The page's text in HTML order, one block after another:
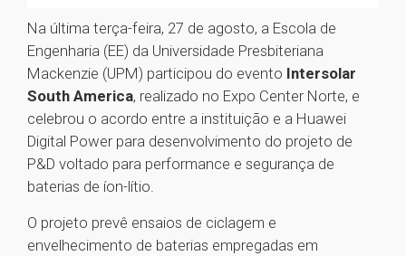
Na última terça-feira, 27 de agosto, a Escola de
Engenharia (EE) da Universidade Presbiteriana
Mackenzie (UPM) participou do evento Intersolar
South America, realizado no Expo Center Norte, e
celebrou o acordo entre a instituição e a Huawei
Digital Power para desenvolvimento do projeto de
P&D voltado para performance e segurança de
baterias de íon-lítio.
O projeto prevê ensaios de ciclagem e
envelhecimento de baterias empregadas em